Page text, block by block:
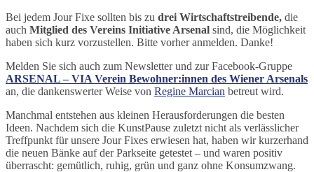
Bei jedem Jour Fixe sollten bis zu drei Wirtschaftstreibende, die
auch Mitglied des Vereins Initiative Arsenal sind, die Möglichkeit
haben sich kurz vorzustellen. Bitte vorher anmelden. Danke!
Melden Sie sich auch zum Newsletter und zur Facebook-Gruppe
ARSENAL – VIA Verein Bewohner:innen des Wiener Arsenals
an, die dankenswerter Weise von Regine Marcian betreut wird.
Manchmal entstehen aus kleinen Herausforderungen die besten
Ideen. Nachdem sich die KunstPause zuletzt nicht als verlässlicher
Treffpunkt für unsere Jour Fixes erwiesen hat, haben wir kurzerhand
die neuen Bänke auf der Parkseite getestet – und waren positiv
überrascht: gemütlich, ruhig, grün und ganz ohne Konsumzwang.